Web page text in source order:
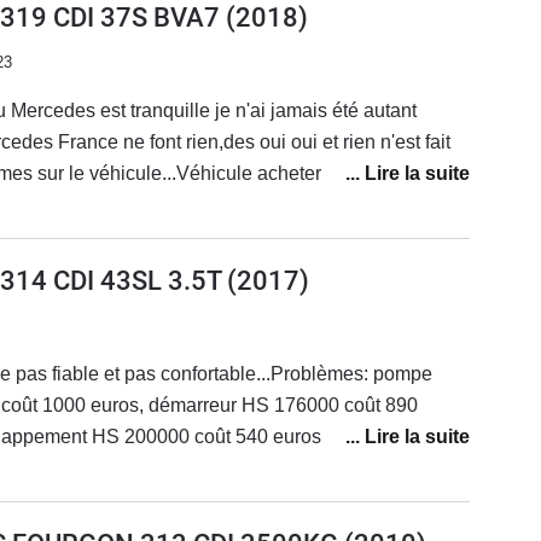
CDI 37S BVA7 (2018)
Mercedes est tranquille je n'ai jamais été autant
ne font rien,des oui oui et rien n'est fait
sur le véhicule...Véhicule acheter neuf de 3 mois
et phare ne marche plus, capot moteur mal fixé
direction assistée très dur inconduisible,
100 km en conduisant très doux.Véhicule ne justifie
qui vous tenez au courant.Très déçu je veux
Car Mercedes ne résout pas les problèmes de
d'autres utilisateurs très mécontent de Mercedes il
CDI 43SL 3.5T(2017)
pas fiable et pas confortable...Problèmes: pompe
1000 euros, démarreur HS 176000 coût 890
HS 200000 coût 540 euros.Actuellement
kms et cela devient préoccupant.